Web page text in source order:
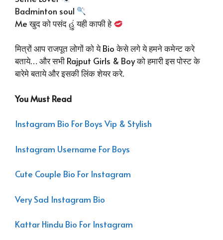
Badminton soul
Me खुद को पसंद હું यही काफी हे
मित्रों आप राजपूत लोगों को ये Bio केसे लगे ये हमने कमेन्ट करे
बताये… और सभी Rajput Girls & Boy को हमारी इस पोस्ट के
बारेमे बताये और इसकी लिंक शेयर करे.
You Must Read
Instagram Bio For Boys Vip & Stylish
Instagram Username For Boys
Cute Couple Bio For Instagram
Very Sad Instagram Bio
Kattar Hindu Bio For Instagram